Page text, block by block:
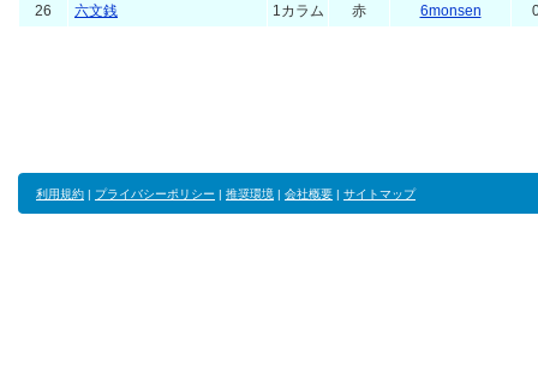
26
六文銭 1カラム 赤 6monsen
利用規約 | プライバシーポリシー | 推奨環境 | 会社概要 | サイトマップ